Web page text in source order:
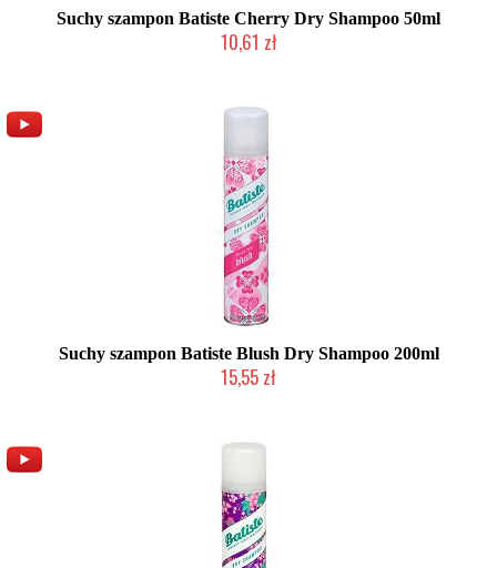
Suchy szampon Batiste Cherry Dry Shampoo 50ml
10,61 zł
Suchy szampon Batiste Blush Dry Shampoo 200ml
15,55 zł